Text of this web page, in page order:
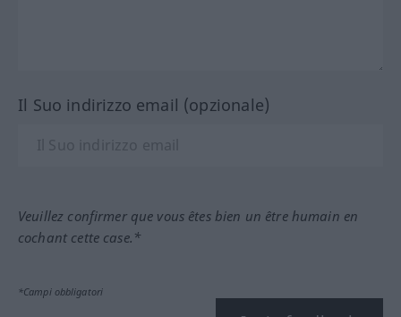
Il Suo indirizzo email (opzionale)
Veuillez confirmer que vous êtes bien un être humain en
cochant cette case.*
*Campi obbligatori